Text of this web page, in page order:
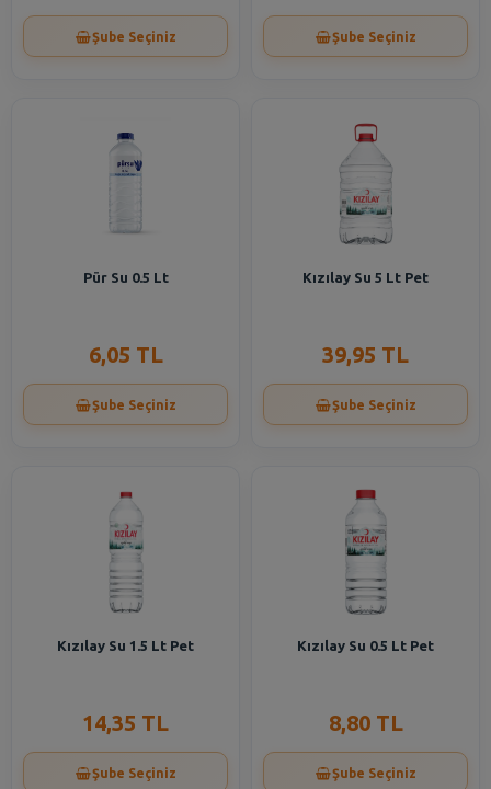
Şube Seçiniz Şube Seçiniz
Pür Su 0.5 Lt
6,05 TL
Şube Seçiniz
Kızılay Su 5 Lt Pet
39,95 TL
Şube Seçiniz
Kızılay Su 1.5 Lt Pet
14,35 TL
Şube Seçiniz
Kızılay Su 0.5 Lt Pet
8,80 TL
Şube Seçiniz